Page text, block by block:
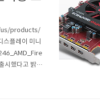
us/products/
플레이 미니
시했다고 밝혔
와 28nm 공